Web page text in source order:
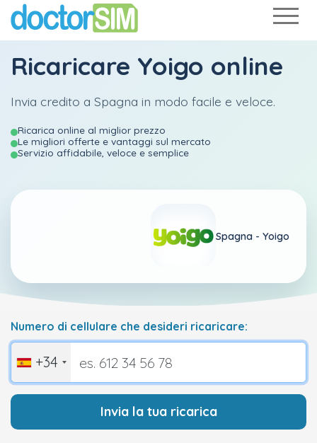
Ricaricare Yoigo online
Invia credito a Spagna in modo facile e veloce.
Ricarica online al miglior prezzo
Le migliori offerte e vantaggi sul mercato
Servizio affidabile, veloce e semplice
Spagna - Yoigo
Numero di cellulare che desideri ricaricare:
+34
Invia la tua ricarica